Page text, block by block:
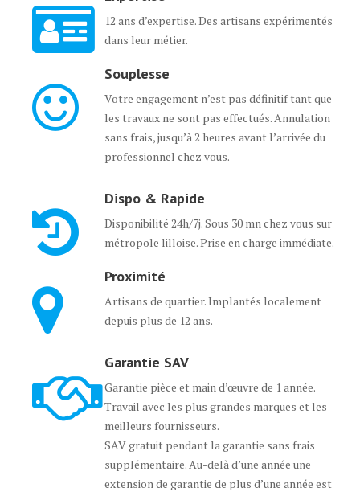
12 ans d’expertise. Des artisans expérimentés
dans leur métier.
Souplesse
Votre engagement n’est pas définitif tant que
les travaux ne sont pas effectués. Annulation
sans frais, jusqu’à 2 heures avant l’arrivée du
professionnel chez vous.
Dispo & Rapide
Disponibilité 24h/7j. Sous 30 mn chez vous sur
métropole lilloise. Prise en charge immédiate.
Proximité
Artisans de quartier. Implantés localement
depuis plus de 12 ans.
Garantie SAV
Garantie pièce et main d’œuvre de 1 année.
Travail avec les plus grandes marques et les
meilleurs fournisseurs.
SAV gratuit pendant la garantie sans frais
supplémentaire. Au-delà d’une année une
extension de garantie de plus d’une année est